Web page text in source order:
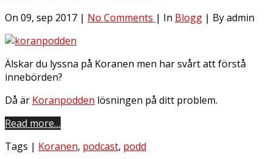
On 09, sep 2017 | No Comments | In Blogg | By admin
Älskar du lyssna på Koranen men har svårt att förstå
innebörden?
Då är Koranpodden lösningen på ditt problem.
Read more…
Tags | Koranen, podcast, podd